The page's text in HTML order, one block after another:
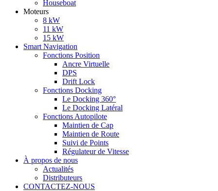
Houseboat
Moteurs
8 kW
11 kW
15 kW
Smart Navigation
Fonctions Position
Ancre Virtuelle
DPS
Drift Lock
Fonctions Docking
Le Docking 360°
Le Docking Latéral
Fonctions Autopilote
Maintien de Cap
Maintien de Route
Suivi de Points
Régulateur de Vitesse
À propos de nous
Actualités
Distributeurs
CONTACTEZ-NOUS